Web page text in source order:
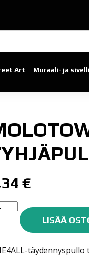
Art Muraali- ja
€
LISÄÄ
täydennyspullo